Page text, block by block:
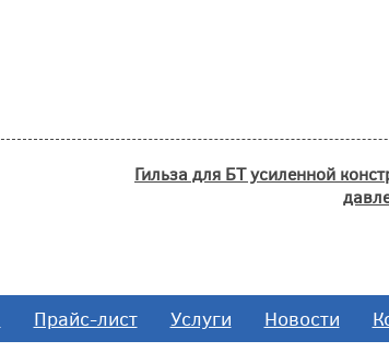
Гильза для БТ усиленной
Прайс-лист Услуги Новости